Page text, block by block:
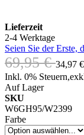
Lieferzeit
2-4 Werktage
Seien Sie der Erste,
69,95 € 34,97 €
Inkl. 0% Steuern,
Auf Lager
SKU
W6GH95/W2399
Farbe